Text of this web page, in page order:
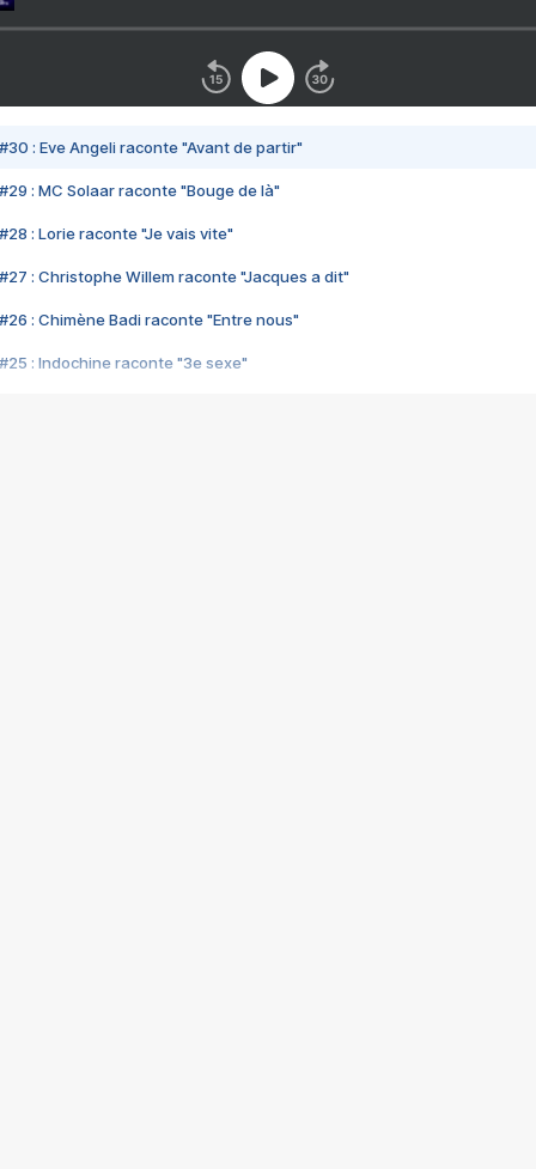
#30 : Eve Angeli raconte "Avant de partir"
#29 : MC Solaar raconte "Bouge de là"
#28 : Lorie raconte "Je vais vite"
#27 : Christophe Willem raconte "Jacques a dit"
#26 : Chimène Badi raconte "Entre nous"
#25 : Indochine raconte "3e sexe"